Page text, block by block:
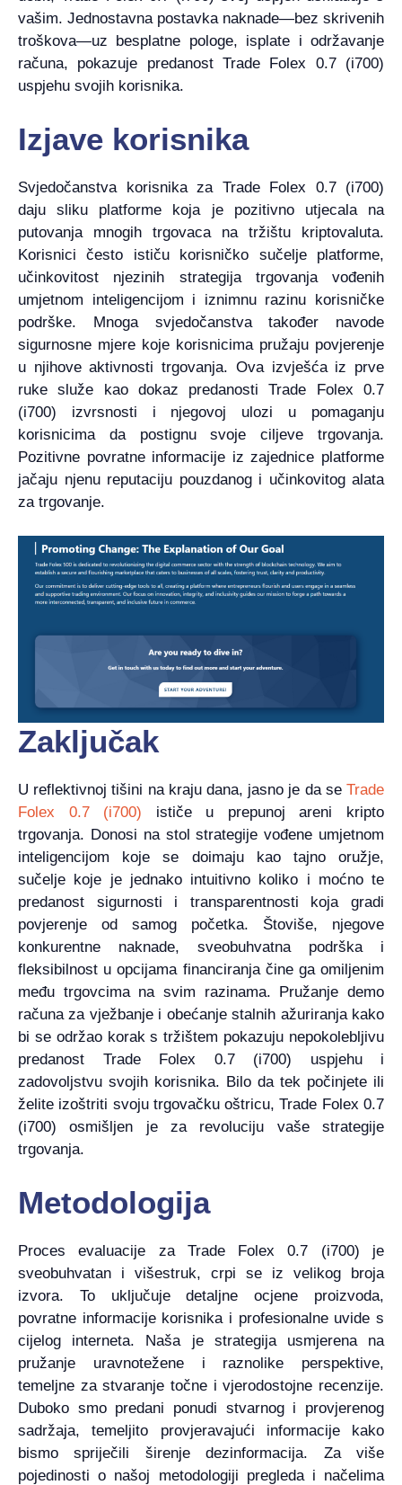
vašim. Jednostavna postavka naknade—bez skrivenih
troškova—uz besplatne pologe, isplate i održavanje
računa, pokazuje predanost Trade Folex 0.7 (i700)
uspjehu svojih korisnika.
Izjave korisnika
Svjedočanstva korisnika za Trade Folex 0.7 (i700)
daju sliku platforme koja je pozitivno utjecala na
putovanja mnogih trgovaca na tržištu kriptovaluta.
Korisnici često ističu korisničko sučelje platforme,
učinkovitost njezinih strategija trgovanja vođenih
umjetnom inteligencijom i iznimnu razinu korisničke
podrške. Mnoga svjedočanstva također navode
sigurnosne mjere koje korisnicima pružaju povjerenje
u njihove aktivnosti trgovanja. Ova izvješća iz prve
ruke služe kao dokaz predanosti Trade Folex 0.7
(i700) izvrsnosti i njegovoj ulozi u pomaganju
korisnicima da postignu svoje ciljeve trgovanja.
Pozitivne povratne informacije iz zajednice platforme
jačaju njenu reputaciju pouzdanog i učinkovitog alata
za trgovanje.
Zaključak
U reflektivnoj tišini na kraju dana, jasno je da se Trade
Folex 0.7 (i700) ističe u prepunoj areni kripto
trgovanja. Donosi na stol strategije vođene umjetnom
inteligencijom koje se doimaju kao tajno oružje,
sučelje koje je jednako intuitivno koliko i moćno te
predanost sigurnosti i transparentnosti koja gradi
povjerenje od samog početka. Štoviše, njegove
konkurentne naknade, sveobuhvatna podrška i
fleksibilnost u opcijama financiranja čine ga omiljenim
među trgovcima na svim razinama. Pružanje demo
računa za vježbanje i obećanje stalnih ažuriranja kako
bi se održao korak s tržištem pokazuju nepokolebljivu
predanost Trade Folex 0.7 (i700) uspjehu i
zadovoljstvu svojih korisnika. Bilo da tek počinjete ili
želite izoštriti svoju trgovačku oštricu, Trade Folex 0.7
(i700) osmišljen je za revoluciju vaše strategije
trgovanja.
Metodologija
Proces evaluacije za Trade Folex 0.7 (i700) je
sveobuhvatan i višestruk, crpi se iz velikog broja
izvora. To uključuje detaljne ocjene proizvoda,
povratne informacije korisnika i profesionalne uvide s
cijelog interneta. Naša je strategija usmjerena na
pružanje uravnotežene i raznolike perspektive,
temeljne za stvaranje točne i vjerodostojne recenzije.
Duboko smo predani ponudi stvarnog i provjerenog
sadržaja, temeljito provjeravajući informacije kako
bismo spriječili širenje dezinformacija. Za više
pojedinosti o našoj metodologiji pregleda i načelima